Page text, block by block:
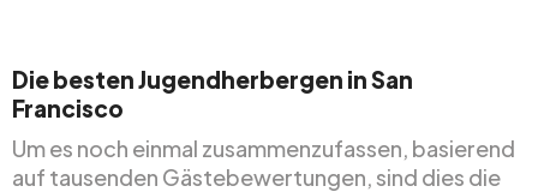
Die besten Jugendherbergen in San
Francisco
Um es noch einmal zusammenzufassen, basierend
auf tausenden Gästebewertungen, sind dies die